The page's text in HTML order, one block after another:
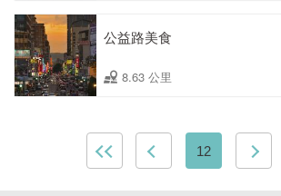
公益路美食
8.63 公里
12